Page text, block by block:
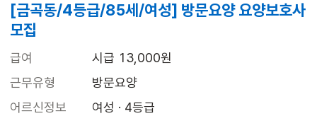
[금곡동/4등급/85세/여성] 방문요양 요양보호사
모집
급여
시급 13,000원
근무유형
방문요양
어르신정보
여성 · 4등급